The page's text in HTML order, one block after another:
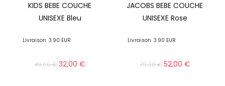
KIDS BEBE COUCHE
UNISEXE Bleu
Livraison 3.90 EUR
49,00€ 32,00€
JACOBS BEBE COUCHE
UNISEXE Rose
Livraison 3.90 EUR
79,00€ 52,00 €